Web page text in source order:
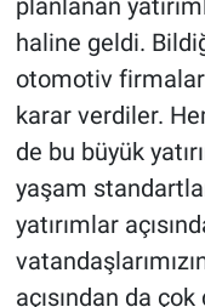
haline geldi.
otomotiv
karar verdiler.
de bu büyük
yaşam
yatırımlar
açısından da